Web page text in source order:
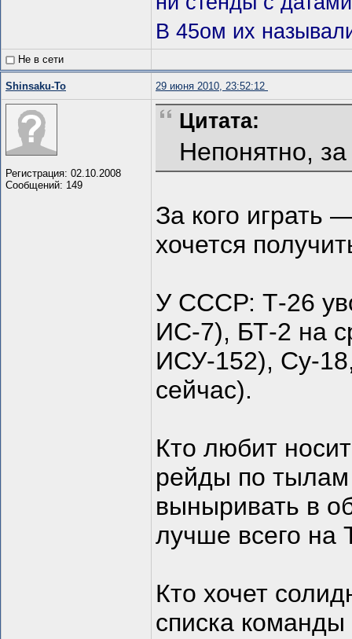
В 45ом их
Не в сети
Shinsaku-To 29 июня 2010, 23:52:12
Регистрация: 02.10.2008
Сообщений: 149
Цитата:
Непонятно, за
За кого играть
хочется
У СССР: Т-26
ИС-7), БТ-2 на
ИСУ-152), Су-
сейчас).
Кто любит
рейды по
выныривать в
лучше всего на
Кто хочет
списка